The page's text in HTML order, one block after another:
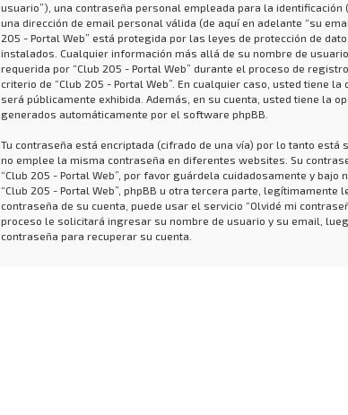
usuario”), una contraseña personal empleada para la identificación
una dirección de email personal válida (de aquí en adelante “su
205 - Portal Web” está protegida por las leyes de protección de
instalados. Cualquier información más allá de su nombre de
requerida por “Club 205 - Portal Web” durante el proceso de
criterio de “Club 205 - Portal Web”. En cualquier caso, usted tiene
será públicamente exhibida. Además, en su cuenta, usted tiene la
generados automáticamente por el software phpBB.
Tu contraseña está encriptada (cifrado de una vía) por lo tanto está
no emplee la misma contraseña en diferentes websites. Su
“Club 205 - Portal Web”, por favor guárdela cuidadosamente y
“Club 205 - Portal Web”, phpBB u otra tercera parte, legítimamente
contraseña de su cuenta, puede usar el servicio “Olvidé mi
proceso le solicitará ingresar su nombre de usuario y su email,
contraseña para recuperar su cuenta.